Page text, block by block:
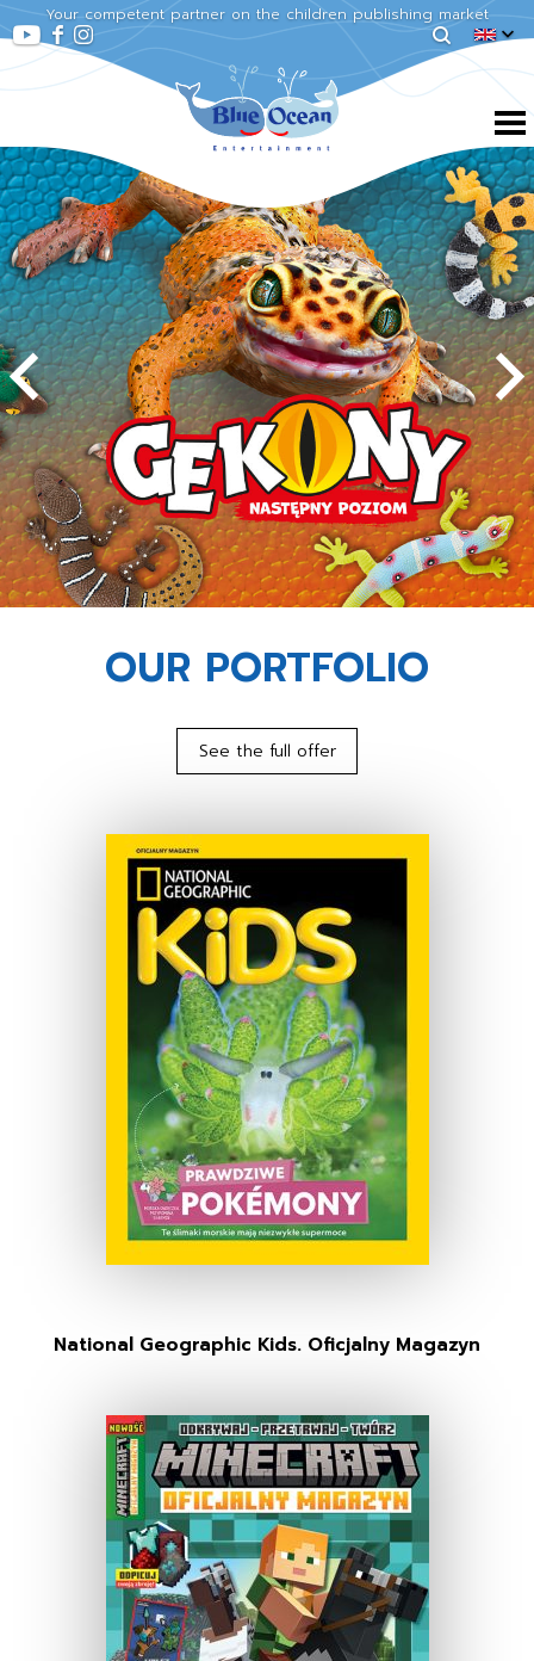
Your competent partner on the children publishing market
OUR PORTFOLIO
See the full offer
National Geographic Kids. Oficjalny Magazyn